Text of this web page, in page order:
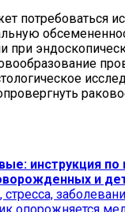
потребоваться
при
инструкция
и